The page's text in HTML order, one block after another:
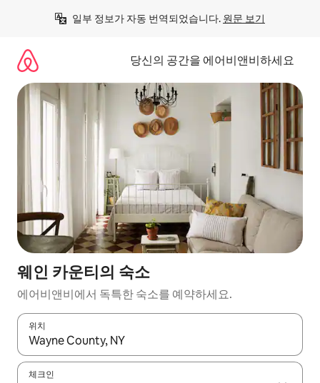
일부 정보가 자동 번역되었습니다. 원문 보기
당신의 공간을 에어비앤비하세요
웨인 카운티의 숙소
에어비앤비에서 독특한 숙소를 예약하세요.
위치
결과가 나오면 위·아래 화살표 키를 사용하거나 터치 또는 스와이
체크인